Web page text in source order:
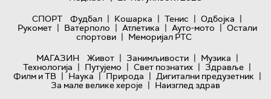
СПОРТ
Фудбал | Кошарка | Тенис | Одбојка |
Рукомет | Ватерполо | Атлетика | Ауто-мото | Остали
спортови | Меморијал РТС
МАГАЗИН
Живот | Занимљивости | Музика |
Технологијa | Путујемо | Свет познатих | Здравље |
Филм и ТВ | Наука | Природа | Дигитални предузетник |
За мале велике хероје | Наизглед здрав